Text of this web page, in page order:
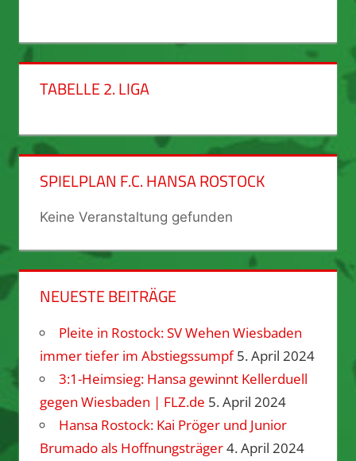
TABELLE 2. LIGA
SPIELPLAN F.C. HANSA ROSTOCK
Keine Veranstaltung gefunden
NEUESTE BEITRÄGE
Pleite in Rostock: SV Wehen Wiesbaden
immer tiefer im Abstiegssumpf 5. April 2024
3:1-Heimsieg: Hansa gewinnt Kellerduell
gegen Wiesbaden | FLZ.de 5. April 2024
Hansa Rostock: Kai Pröger und Junior
Brumado als Hoffnungsträger4. April 2024